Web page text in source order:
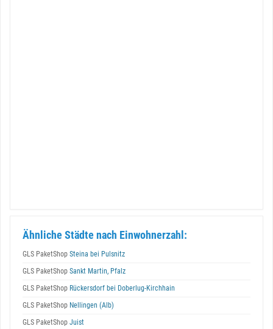
Ähnliche Städte nach Einwohnerzahl:
GLS PaketShop Steina bei Pulsnitz
GLS PaketShop Sankt Martin, Pfalz
GLS PaketShop Rückersdorf bei Doberlug-Kirchhain
GLS PaketShop Nellingen (Alb)
GLS PaketShop Juist